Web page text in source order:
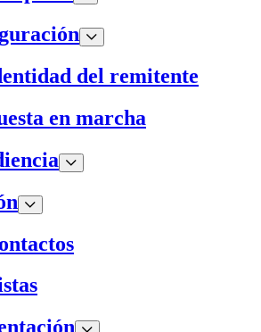
del remitente
en marcha